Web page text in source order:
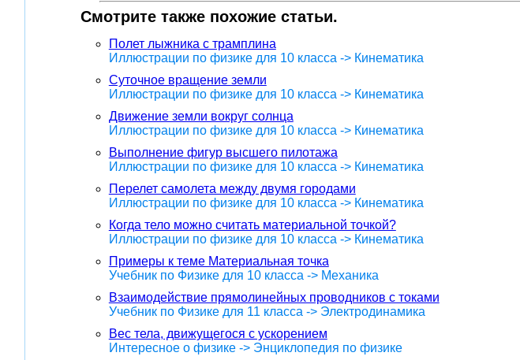
Смотрите также похожие статьи.
Полет лыжника с трамплина
Иллюстрации по физике для 10 класса -> Кинематика
Суточное вращение земли
Иллюстрации по физике для 10 класса -> Кинематика
Движение земли вокруг солнца
Иллюстрации по физике для 10 класса -> Кинематика
Выполнение фигур высшего пилотажа
Иллюстрации по физике для 10 класса -> Кинематика
Перелет самолета между двумя городами
Иллюстрации по физике для 10 класса -> Кинематика
Когда тело можно считать материальной точкой?
Иллюстрации по физике для 10 класса -> Кинематика
Примеры к теме Материальная точка
Учебник по Физике для 10 класса -> Механика
Взаимодействие прямолинейных проводников с токами
Учебник по Физике для 11 класса -> Электродинамика
Вес тела, движущегося с ускорением
Интересное о физике -> Энциклопедия по физике